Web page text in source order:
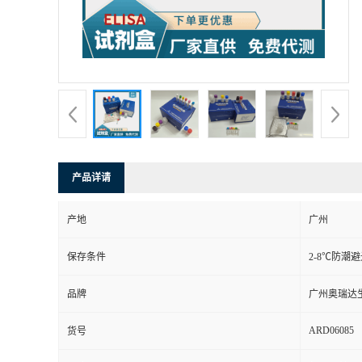
产品详请
产地 广州
保存条件 2-8℃防潮避
品牌 广州奥瑞达
货号 ARD06085